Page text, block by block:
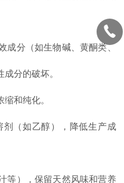
成分（如生物碱、黄酮类、
分的破坏。
和纯化。
（如乙醇），降低生产成
等），保留天然风味和营养